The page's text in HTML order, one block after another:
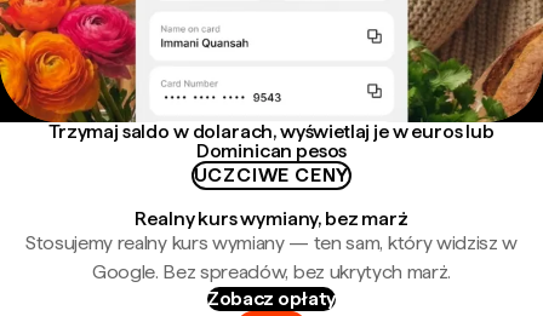
Trzymaj saldo w dolarach, wyświetlaj je w euros lub
Dominican pesos
UCZCIWE CENY
Realny kurs wymiany, bez marż
Stosujemy realny kurs wymiany — ten sam, który widzisz w
Google. Bez spreadów, bez ukrytych marż.
Zobacz opłaty